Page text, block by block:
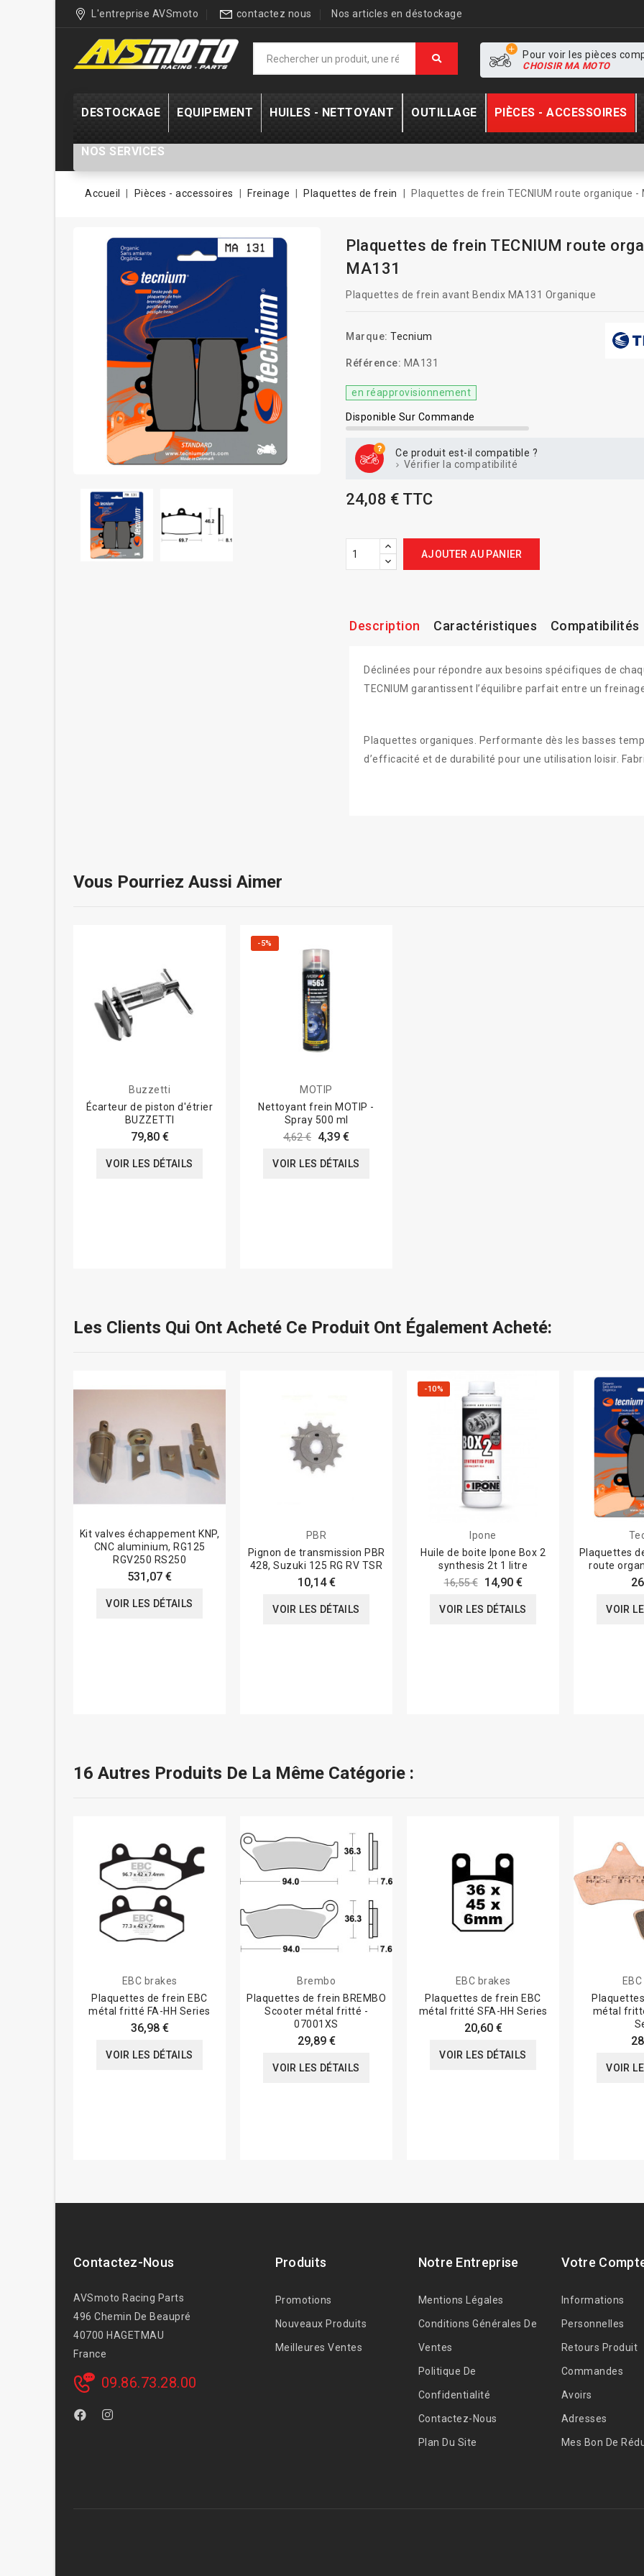
L'entreprise AVSmoto contactez nous Nos articles en déstockage
Pour voir les pièces
CHOISIR MA MOTO
DESTOCKAGE EQUIPEMENT HUILES - NETTOYANT OUTILLAGE PIÈCES - ACCESSOIRES
NOS SERVICES
Accueil Pièces - accessoires Freinage Plaquettes de frein Plaquettes de frein TECNIUM route organique -
Plaquettes de frein TECNIUM route
MA131
Plaquettes de frein avant Bendix MA131 Organique
Marque: Tecnium
Référence: MA131
en réapprovisionnement
Disponible Sur Commande
Ce produit est-il compatible ?
Vérifier la compatibilité
24,08 € TTC
AJOUTER AU PANIER
Description Caractéristiques Compatibilités
Déclinées pour répondre aux besoins spécifiques de
TECNIUM garantissent l’équilibre parfait entre un
Plaquettes organiques. Performante dès les basses
d’efficacité et de durabilité pour une utilisation loisir.
Vous Pourriez Aussi Aimer
Buzzetti
Écarteur de piston d'étrier
BUZZETTI
79,80 €
VOIR LES DÉTAILS
-5%
MOTIP
Nettoyant frein MOTIP -
Spray 500 ml
4,62 € 4,39 €
VOIR LES DÉTAILS
Les Clients Qui Ont Acheté Ce Produit Ont Également Acheté:
Kit valves échappement KNP,
CNC aluminium, RG125
RGV250 RS250
531,07 €
VOIR LES DÉTAILS
PBR
Pignon de transmission PBR
428, Suzuki 125 RG RV TSR
10,14 €
VOIR LES DÉTAILS
-10%
Ipone
Huile de boite Ipone Box 2
synthesis 2t 1 litre
16,55 € 14,90 €
VOIR LES DÉTAILS
Plaquettes
route
VOIR
16 Autres Produits De La Même Catégorie :
EBC brakes
Plaquettes de frein EBC
métal fritté FA-HH Series
36,98 €
VOIR LES DÉTAILS
Brembo
Plaquettes de frein BREMBO
Scooter métal fritté -
07001XS
29,89 €
VOIR LES DÉTAILS
EBC brakes
Plaquettes de frein EBC
métal fritté SFA-HH Series
20,60 €
VOIR LES DÉTAILS
métal
VOIR
Contactez-Nous
AVSmoto Racing Parts
496 Chemin De Beaupré
40700 HAGETMAU
France
09.86.73.28.00
Produits
Promotions
Nouveaux Produits
Meilleures Ventes
Notre Entreprise
Mentions Légales
Conditions Générales De
Ventes
Politique De
Confidentialité
Contactez-Nous
Plan Du Site
Votre
Informations
Personnelles
Retours Produit
Commandes
Avoirs
Adresses
Mes Bon De